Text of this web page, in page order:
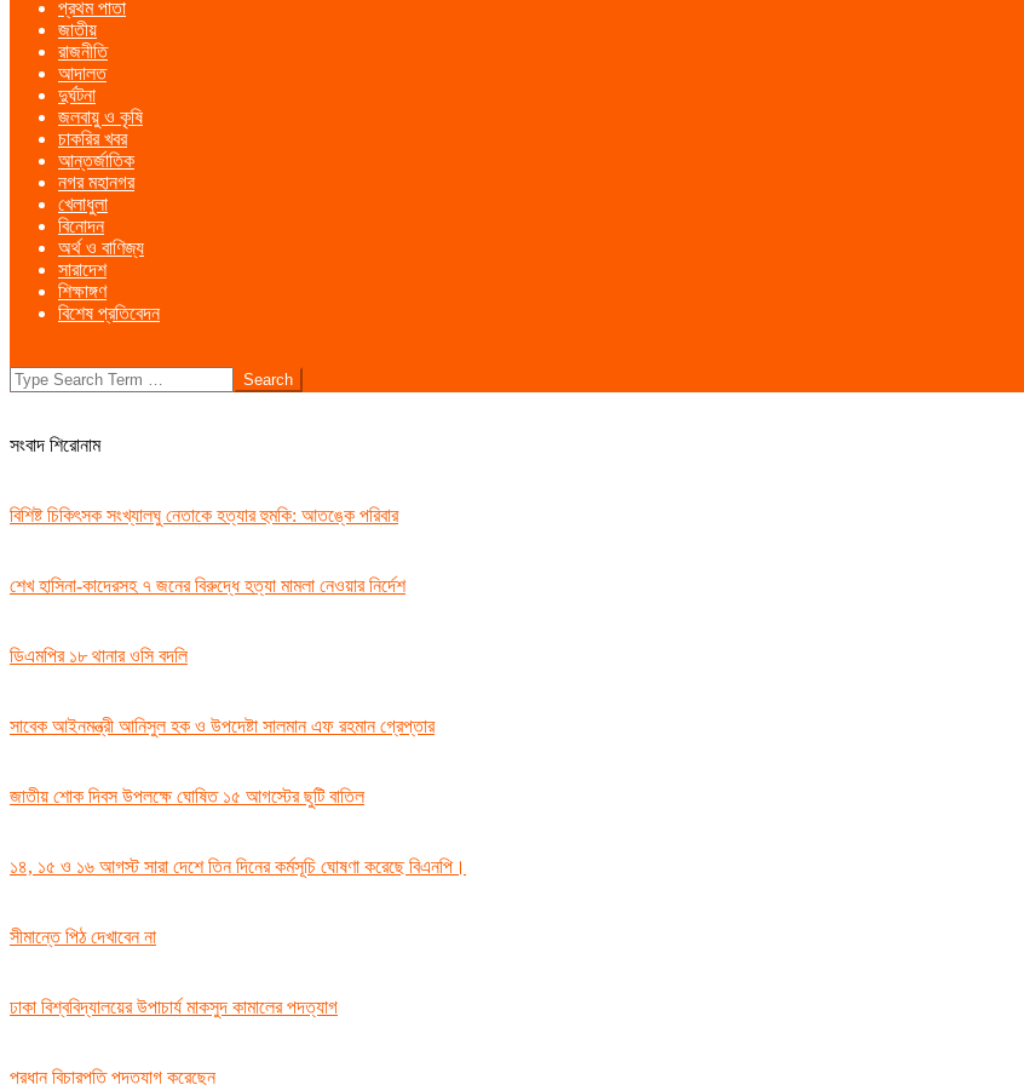
Menu
প্রথম পাতা
জাতীয়
রাজনীতি
আদালত
দুর্ঘটনা
জলবায়ু ও কৃষি
চাকরির খবর
আন্তর্জাতিক
নগর মহানগর
খেলাধুলা
বিনোদন
অর্থ ও বাণিজ্য
সারাদেশ
শিক্ষাঙ্গণ
বিশেষ প্রতিবেদন
Search
সংবাদ শিরোনাম
বিশিষ্ট চিকিৎসক সংখ্যালঘু নেতাকে হত্যার হুমকি: আতঙ্কে পরিবার
শেখ হাসিনা-কাদেরসহ ৭ জনের বিরুদ্ধে হত্যা মামলা নেওয়ার নির্দেশ
ডিএমপির ১৮ থানার ওসি বদলি
সাবেক আইনমন্ত্রী আনিসুল হক ও উপদেষ্টা সালমান এফ রহমান গ্রেপ্তার
জাতীয় শোক দিবস উপলক্ষে ঘোষিত ১৫ আগস্টের ছুটি বাতিল
১৪, ১৫ ও ১৬ আগস্ট সারা দেশে তিন দিনের কর্মসূচি ঘোষণা করেছে বিএনপি।
সীমান্তে পিঠ দেখাবেন না
ঢাকা বিশ্ববিদ্যালয়ের উপাচার্য মাকসুদ কামালের পদত্যাগ
প্রধান বিচারপতি পদত্যাগ করেছেন